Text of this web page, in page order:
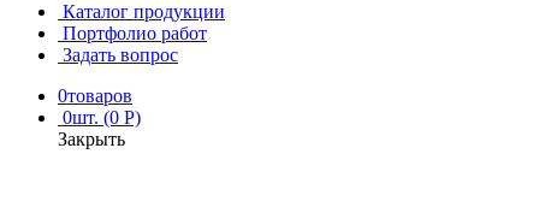
Каталог продукции
Портфолио работ
Задать вопрос
0товаров
0шт. (0 Р)
Закрыть